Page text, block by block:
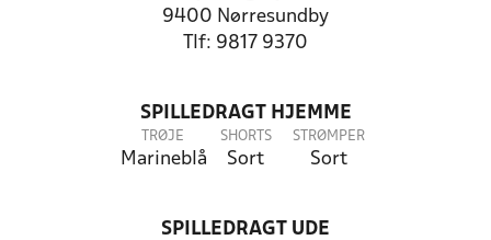
9400 Nørresundby
Tlf: 9817 9370
SPILLEDRAGT HJEMME
TRØJE
Marineblå
SHORTS
Sort
STRØMPER
Sort
SPILLEDRAGT UDE